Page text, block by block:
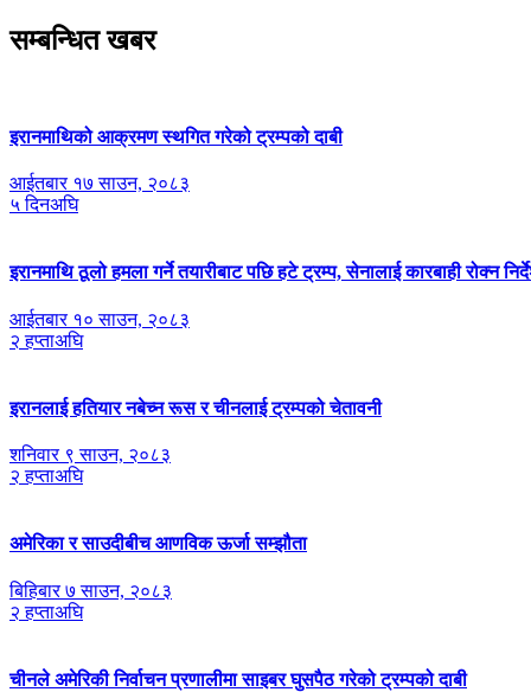
सम्बन्धित खबर
इरानमाथिको आक्रमण स्थगित गरेको ट्रम्पको दाबी
आईतबार १७ साउन, २०८३
५ दिनअघि
इरानमाथि ठूलो हमला गर्ने तयारीबाट पछि हटे ट्रम्प, सेनालाई कारबाही रोक्न
आईतबार १० साउन, २०८३
२ हप्ताअघि
इरानलाई हतियार नबेच्न रूस र चीनलाई ट्रम्पको चेतावनी
शनिवार ९ साउन, २०८३
२ हप्ताअघि
अमेरिका र साउदीबीच आणविक ऊर्जा सम्झौता
बिहिबार ७ साउन, २०८३
२ हप्ताअघि
चीनले अमेरिकी निर्वाचन प्रणालीमा साइबर घुसपैठ गरेको ट्रम्पको दाबी